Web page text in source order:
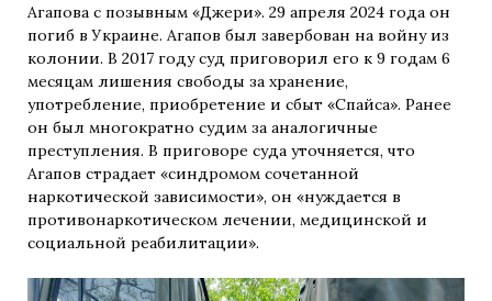
Агапова с позывным «Джери». 29 апреля 2024 года он
погиб в Украине. Агапов был завербован на войну из
колонии. В 2017 году суд приговорил его к 9 годам 6
месяцам лишения свободы за хранение,
употребление, приобретение и сбыт «Спайса». Ранее
он был многократно судим за аналогичные
преступления. В приговоре суда уточняется, что
Агапов страдает «синдромом сочетанной
наркотической зависимости», он «нуждается в
противонаркотическом лечении, медицинской и
социальной реабилитации».